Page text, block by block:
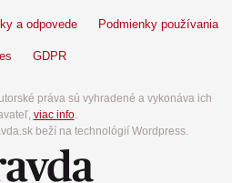
a odpovede Podmienky používania
GDPR
práva sú vyhradené a vykonáva ich
viac info.
beží na technológií Wordpress.